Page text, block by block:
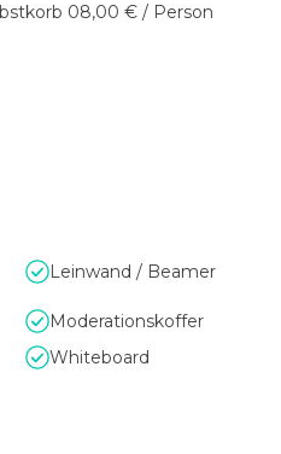
08,00 € / Person
Leinwand / Beamer
Moderationskoffer
Whiteboard